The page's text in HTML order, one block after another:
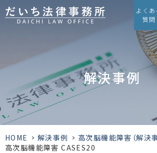
よくあ
質問
解決事例
HOME > 解決事例 > 高次脳機能障害（解決事
高次脳機能障害 CASES20